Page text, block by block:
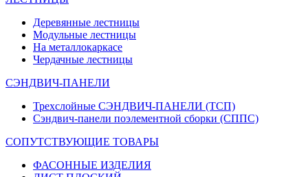
Деревянные лестницы
Модульные лестницы
На металлокаркасе
Чердачные лестницы
СЭНДВИЧ-ПАНЕЛИ
Трехслойные СЭНДВИЧ-ПАНЕЛИ (ТСП)
Сэндвич-панели поэлементной сборки (СППС)
СОПУТСТВУЮЩИЕ ТОВАРЫ
ФАСОННЫЕ ИЗДЕЛИЯ